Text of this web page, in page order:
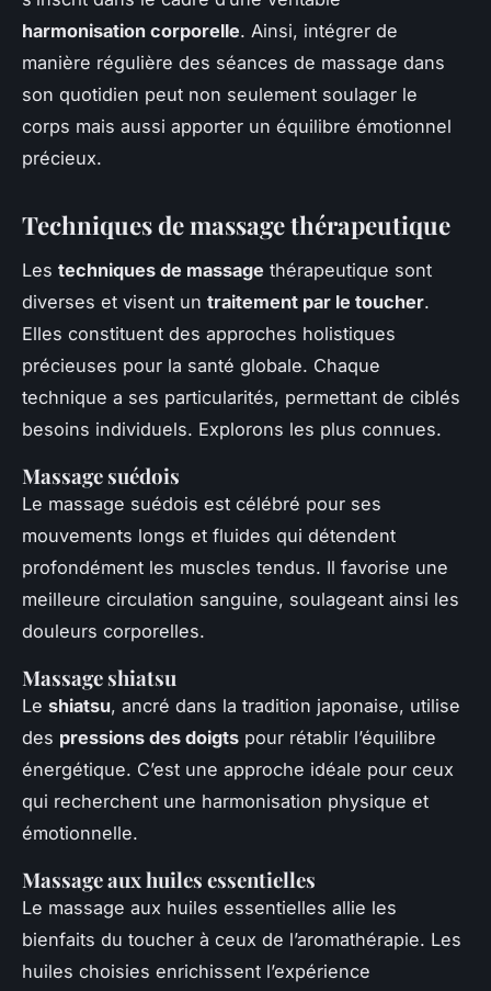
harmonisation corporelle. Ainsi, intégrer de
manière régulière des séances de massage dans
son quotidien peut non seulement soulager le
corps mais aussi apporter un équilibre émotionnel
précieux.
Techniques de massage thérapeutique
Les techniques de massage thérapeutique sont
diverses et visent un traitement par le toucher.
Elles constituent des approches holistiques
précieuses pour la santé globale. Chaque
technique a ses particularités, permettant de ciblés
besoins individuels. Explorons les plus connues.
Massage suédois
Le massage suédois est célébré pour ses
mouvements longs et fluides qui détendent
profondément les muscles tendus. Il favorise une
meilleure circulation sanguine, soulageant ainsi les
douleurs corporelles.
Massage shiatsu
Le shiatsu, ancré dans la tradition japonaise, utilise
des pressions des doigts pour rétablir l’équilibre
énergétique. C’est une approche idéale pour ceux
qui recherchent une harmonisation physique et
émotionnelle.
Massage aux huiles essentielles
Le massage aux huiles essentielles allie les
bienfaits du toucher à ceux de l’aromathérapie. Les
huiles choisies enrichissent l’expérience